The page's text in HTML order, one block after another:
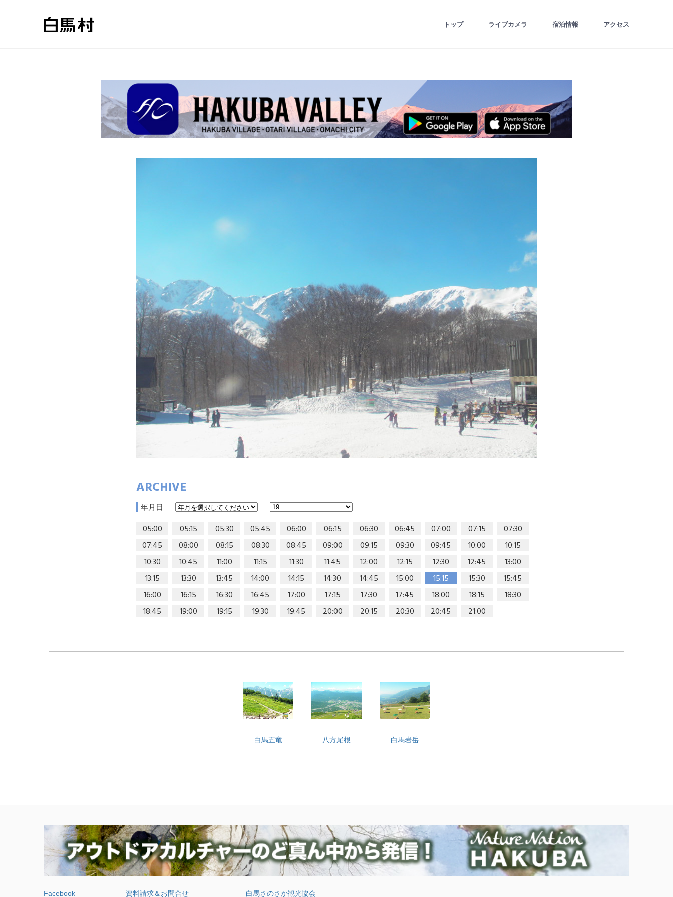
トップ ライブカメラ 宿泊情報 アクセス
ARCHIVE
年月日
05:00 05:15 05:30 05:45 06:00 06:15 06:30 06:45 07:00 07:15
07:30
07:45
08:00 08:15 08:30 08:45 09:00 09:15 09:30 09:45 10:00
10:15
10:30
10:45 11:00 11:15 11:30 11:45 12:00 12:15 12:30 12:45
13:00
13:15
13:30 13:45 14:00 14:15 14:30 14:45 15:00 15:15 15:30
15:45
16:00
16:15 16:30 16:45 17:00 17:15 17:30 17:45 18:00 18:15
18:30
18:45
19:00 19:15 19:30 19:45 20:00 20:15 20:30 20:45 21:00
白馬五竜 八方尾根 白馬岩岳